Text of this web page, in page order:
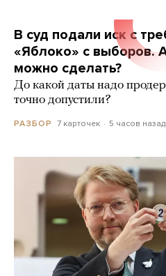
В суд подали иск с
«Яблоко» с выборов.
можно сделать?
До какой даты надо
точно допустили?
РАЗБОР 7 карточек 5 часов назад